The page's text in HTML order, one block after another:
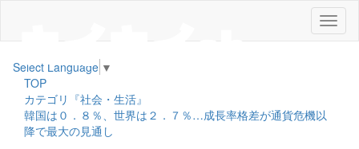
メ
ニ
Select Language ▼
TOP
カテゴリ『社会・生活』
韓国は０．８％、世界は２．７％…成長率格差が通貨危機以
降で最大の見通し